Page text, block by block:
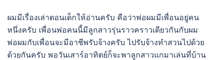
ผมมีเรื่องเล่าตอนเด็กให้อ่านครับ คือว่าพ่อผมมีเพื่อนอยู่คน
หนึ่งครับ เพื่อนพ่อคนนี้มีลูกสาวรุ่นราวคราวเดียวกันกับผม
พ่อผมกับเพื่อนจะมีอาชีพรับจ้างครับ ไปรับจ้างทำสวนไปด้วย
ด้วยกันครับ พอวันเสาร์อาทิตย์ก็จะพาลูกสาวแกมาเล่นที่บ้าน